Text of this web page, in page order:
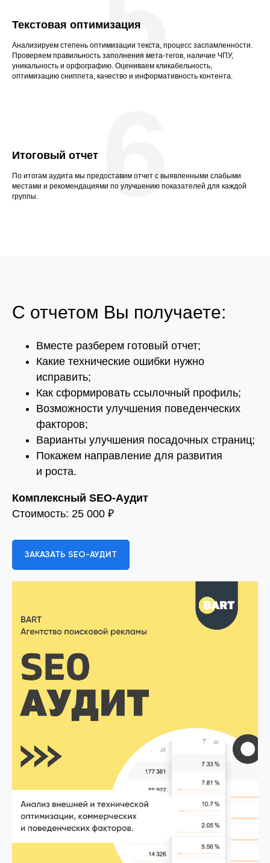
Текстовая оптимизация
Анализируем степень оптимизации текста, процесс заспамленности.
Проверяем правильность заполнения мета-тегов, наличие ЧПУ,
уникальность и орфографию. Оцениваем кликабельность,
оптимизацию сниппета, качество и информативность контента.
Итоговый отчет
По итогам аудита мы предоставим отчет с выявленными слабыми
местами и рекомендациями по улучшению показателей для каждой
группы.
6
С отчетом Вы получаете:
Вместе разберем готовый отчет;
Какие технические ошибки нужно
исправить;
Как сформировать ссылочный профиль;
Возможности улучшения поведенческих
факторов;
Варианты улучшения посадочных страниц;
Покажем направление для развития
и роста.
Комплексный SEO-Аудит
Стоимость: 25 000 ₽
ЗАКАЗАТЬ SEO-АУДИТ